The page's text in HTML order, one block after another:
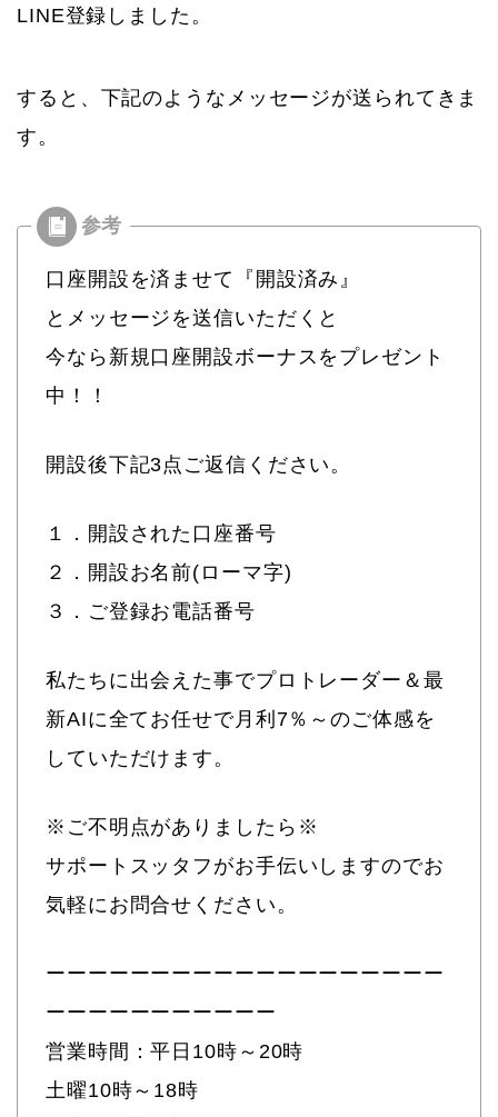
LINE登録しました。
すると、下記のようなメッセージが送られてきま
す。
口座開設を済ませて『開設済み』
とメッセージを送信いただくと
今なら新規口座開設ボーナスをプレゼント
中！！
開設後下記3点ご返信ください。
１．開設された口座番号
２．開設お名前(ローマ字)
３．ご登録お電話番号
私たちに出会えた事でプロトレーダー＆最
新AIに全てお任せで月利7％～のご体感を
していただけます。
※ご不明点がありましたら※
サポートスッタフがお手伝いしますのでお
気軽にお問合せください。
ーーーーーーーーーーーーーーーーーーー
ーーーーーーーーーーー
営業時間：平日10時～20時
土曜10時～18時